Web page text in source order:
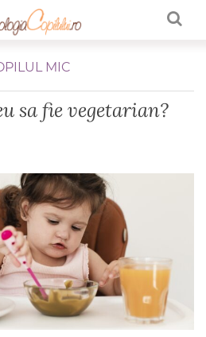
MIC
sa fie vegetarian?